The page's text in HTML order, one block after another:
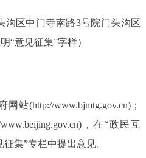
沟区中门寺南路3号院门头沟区
“意见征集”字样）
站(http://www.bjmtg.gov.cn)；
，在“政民互
集”专栏中提出意见。